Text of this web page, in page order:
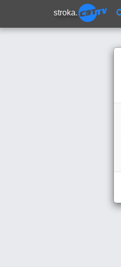
stroka.